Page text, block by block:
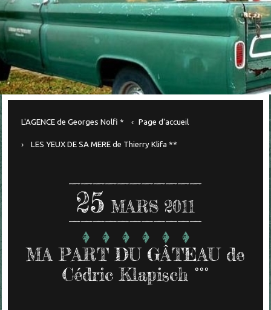
L'AGENCE de Georges Nolfi * Page d'accueil
LES YEUX DE SA MERE de Thierry Klifa **
25 MARS 2011
MA PART DU GÂTEAU de
Cédric Klapisch °°°